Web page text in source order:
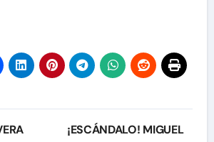
¡ESCÁNDALO! MIGUEL